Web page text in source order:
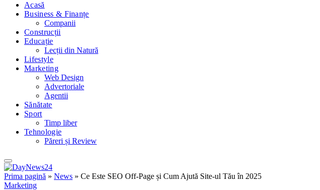
Acasă
Business & Finanțe
Companii
Construcții
Educație
Lecții din Natură
Lifestyle
Marketing
Web Design
Advertoriale
Agentii
Sănătate
Sport
Timp liber
Tehnologie
Păreri și Review
Prima pagină » News » Ce Este SEO Off-Page și Cum Ajută Site-ul Tău în 2025
Marketing